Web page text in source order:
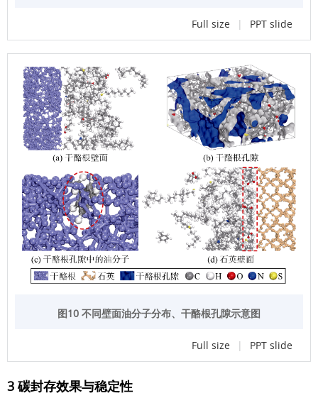
Full size | PPT slide
图10 不同壁面油分子分布、干酪根孔隙示意图
Full size | PPT slide
3 碳封存效果与稳定性